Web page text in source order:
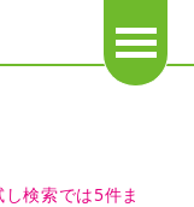
検索では5件ま